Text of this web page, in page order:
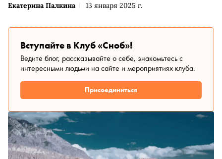
Екатерина Палкина 13 января 2025 г.
Вступайте в Клуб «Сноб»!
Ведите блог, рассказывайте о себе, знакомьтесь с
интересными людьми на сайте и мероприятиях клуба.
Присоединиться